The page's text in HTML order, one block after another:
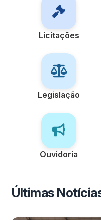
Licitações
Legislação
Ouvidoria
Últimas